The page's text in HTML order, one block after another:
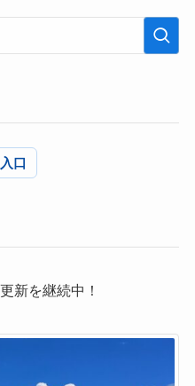
口
更新を継続中！